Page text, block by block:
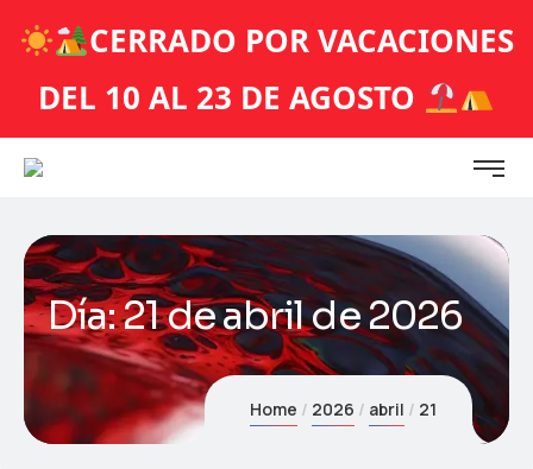
CERRADO POR VACACIONES
DEL 10 AL 23 DE AGOSTO
Día:21 de abril de 2026
Home 2026 abril 21